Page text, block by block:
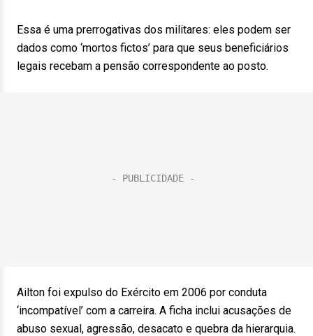
Essa é uma prerrogativas dos militares: eles podem ser
dados como ‘mortos fictos’ para que seus beneficiários
legais recebam a pensão correspondente ao posto.
Ailton foi expulso do Exército em 2006 por conduta
‘incompatível’ com a carreira. A ficha inclui acusações de
abuso sexual, agressão, desacato e quebra da hierarquia.